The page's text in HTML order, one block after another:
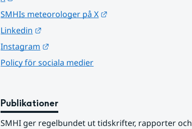
SMHIs meteorologer på X
Linkedin
Instagram
Policy för sociala medier
Publikationer
SMHI ger regelbundet ut tidskrifter, rapporter och